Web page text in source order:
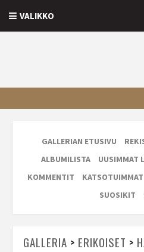
VALIKKO
GALLERIAN ETUSIVU
ALBUMILISTA
UUSIMMAT
KOMMENTIT
KATSOTUIMMAT
SUOSIKIT
GALLERIA > ERIKOISET >